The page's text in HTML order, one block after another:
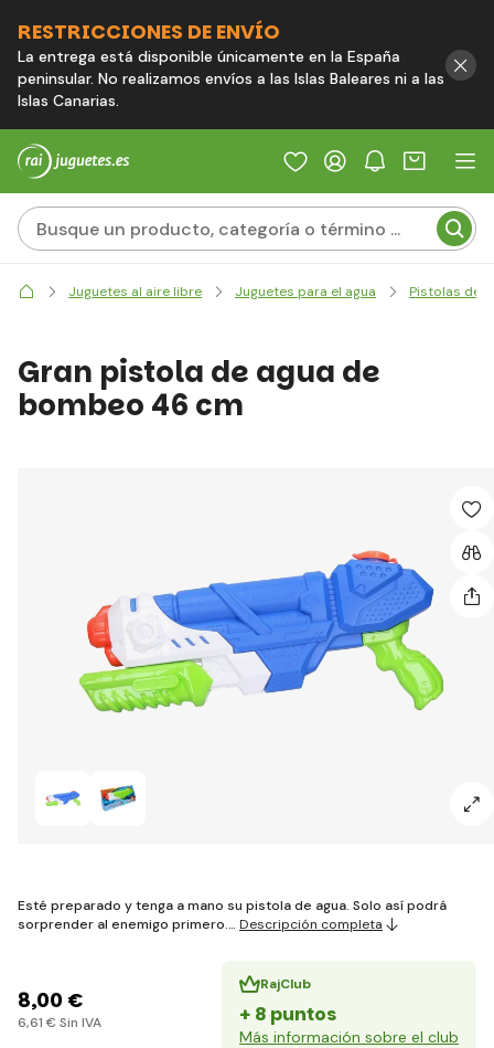
RESTRICCIONES DE ENVÍO
La entrega está disponible únicamente en la España
peninsular. No realizamos envíos a las Islas Baleares ni a las
Islas Canarias.
Juguetes al aire libre Juguetes para el agua Pistolas de
Gran pistola de agua de
bombeo 46 cm
Esté preparado y tenga a mano su pistola de agua. Solo así podrá
sorprender al enemigo primero.… Descripción completa
8,00 €
6,61 € Sin IVA
RajClub
+ 8 puntos
Más información sobre el club